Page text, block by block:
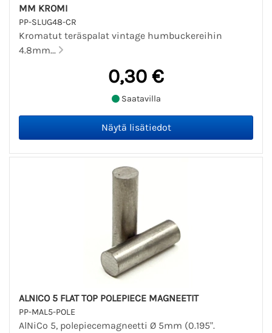
MM KROMI
PP-SLUG48-CR
Kromatut teräspalat vintage humbuckereihin
4.8mm...
0,30 €
Saatavilla
ALNICO 5 FLAT TOP POLEPIECE MAGNEETIT
PP-MAL5-POLE
AlNiCo 5, polepiecemagneetti Ø 5mm (0.195".